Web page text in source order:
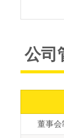
公司
董事